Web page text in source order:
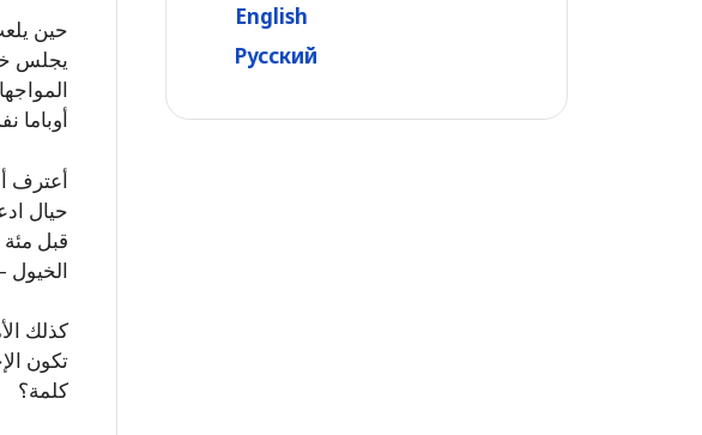
حين
يجلس
أوباما
أعترف
حيال
قبل
الخيول
كذلك
تكون
كلمة؟
English
Русский